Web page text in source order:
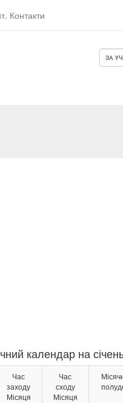
Контакти
календар на
Час
заходу
Місяця
Час
сходу
Місяця